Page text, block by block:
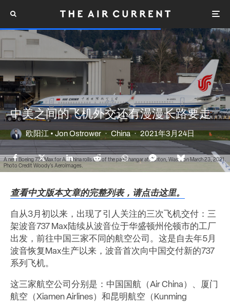
A new Boeing 737 Max for Air China rolls out of the paint hangar at Renton, Wash. on March 23, 2021.
Photo Credit Woody's Aeroimages.
中美之间的飞机外交还有漫漫长路要走
欧阳江 • Jon Ostrower · China · 2021年3月24日
查看中文版本文章的完整列表，请点击这里。
自从3月初以来，出现了引人关注的三次飞机交付：三
架波音737 Max陆续从波音位于华盛顿州伦顿市的工厂
出发，前往中国三家不同的航空公司。这是自去年5月
波音恢复Max生产以来，波音首次向中国交付新的737
系列飞机。
这三家航空公司分别是：中国国航（Air China）、厦门
航空（Xiamen Airlines）和昆明航空（Kunming